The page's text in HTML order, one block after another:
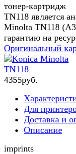
тонер-картридж
TN118 является
Minolta TN118
гарантию на
Оригинальный
4355руб.
Для
Доставка и
Описание
imprints